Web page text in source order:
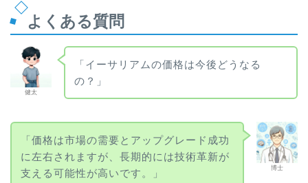
よくある質問
健太
「イーサリアムの価格は今後どうなる
の？」
博士
「価格は市場の需要とアップグレード成功
に左右されますが、長期的には技術革新が
支える可能性が高いです。」